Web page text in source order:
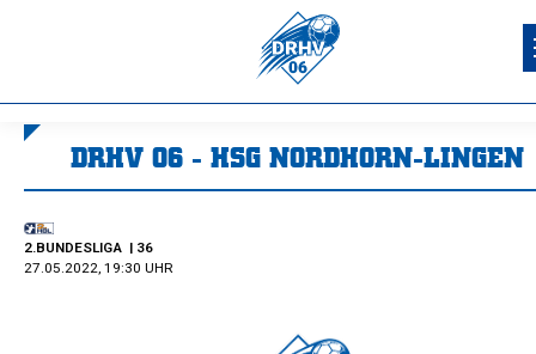
DRHV 06 - HSG NORDHORN-LINGEN
2.BUNDESLIGA | 36
27.05.2022, 19:30 UHR